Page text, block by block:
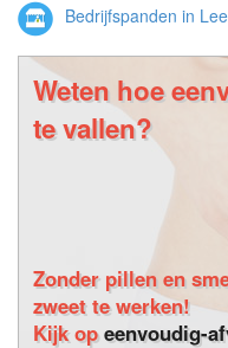
Bedrijfspanden in
Weten hoe
te vallen?
Zonder pillen en
zweet te werken!
Kijk opeenvoudig-